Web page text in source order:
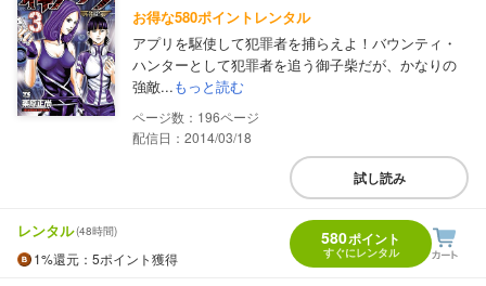
お得な580ポイントレンタル
アプリを駆使して犯罪者を捕らえよ！バウンティ・
ハンターとして犯罪者を追う御子柴だが、かなりの
強敵...もっと読む
196
配信日：2014/03/18
試し読み
レンタル(48時間)
1%還元 ：5ポイント獲得
580ポイント
すぐにレンタル